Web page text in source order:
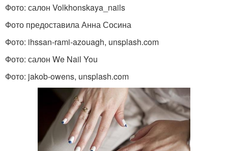
Фото: салон Volkhonskaya_nails
Фото предоставила Анна Сосина
Фото: ihssan-rami-azouagh, unsplash.com
Фото: салон We Nail You
Фото: jakob-owens, unsplash.com